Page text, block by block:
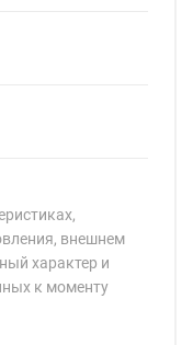
внешнем
характер и
к моменту